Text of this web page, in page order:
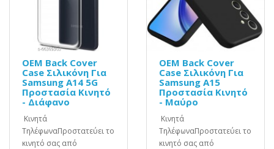
OEM Back Cover
Case Σιλικόνη Για
Samsung A14 5G
Προστασία Κινητό
- Διάφανο
Κινητά
ΤηλέφωναΠροστατεύει το
κινητό σας από
OEM Back Cover
Case Σιλικόνη Για
Samsung A15
Προστασία Κινητό
- Μαύρο
Κινητά
ΤηλέφωναΠροστατεύει το
κινητό σας από